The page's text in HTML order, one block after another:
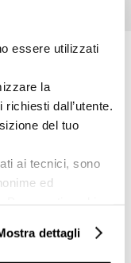
essere utilizzati
la
dall’utente.
del tuo
ai tecnici, sono
ed
utilizzati, solo
tue abitudini di
dettagli